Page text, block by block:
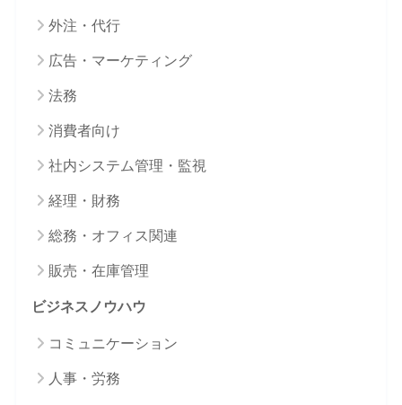
外注・代行
広告・マーケティング
法務
消費者向け
社内システム管理・監視
経理・財務
総務・オフィス関連
販売・在庫管理
ビジネスノウハウ
コミュニケーション
人事・労務